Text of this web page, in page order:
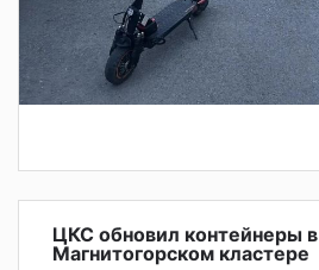
ЦКС обновил контейнеры в
Магнитогорском кластере